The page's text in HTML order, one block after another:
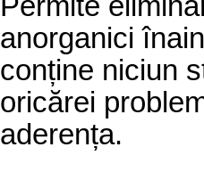
anorganici
conține niciun
oricărei
aderența.